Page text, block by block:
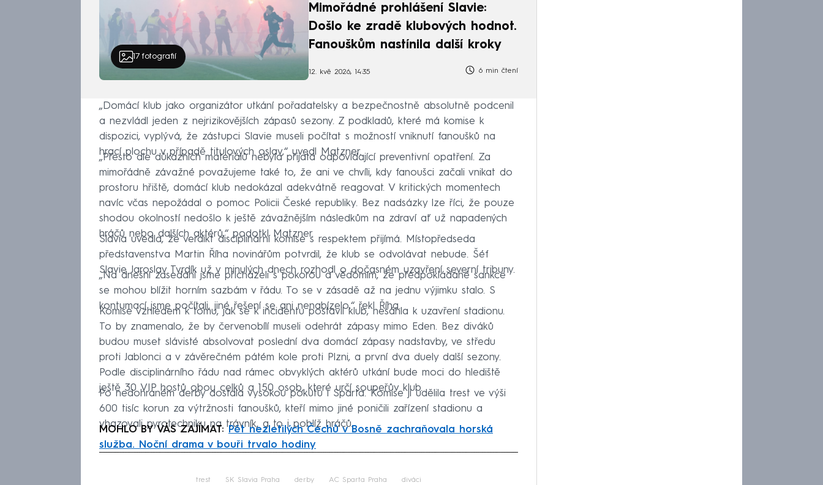
17 fotografií
Mimořádné prohlášení Slavie:
Došlo ke zradě klubových hodnot.
Fanouškům nastínila další kroky
12. kvě 2026, 14:35 6 min čtení
„Domácí klub jako organizátor utkání pořadatelsky a bezpečnostně absolutně podcenil
a nezvládl jeden z nejrizikovějších zápasů sezony. Z podkladů, které má komise k
dispozici, vyplývá, že zástupci Slavie museli počítat s možností vniknutí fanoušků na
hrací plochu v případě titulových oslav,“ uvedl Matzner.
„Přesto dle důkazních materiálů nebyla přijata odpovídající preventivní opatření. Za
mimořádně závažné považujeme také to, že ani ve chvíli, kdy fanoušci začali vnikat do
prostoru hřiště, domácí klub nedokázal adekvátně reagovat. V kritických momentech
navíc včas nepožádal o pomoc Policii České republiky. Bez nadsázky lze říci, že pouze
shodou okolností nedošlo k ještě závažnějším následkům na zdraví ať už napadených
hráčů nebo dalších aktérů,“ podotkl Matzner.
Slavia uvedla, že verdikt disciplinární komise s respektem přijímá. Místopředseda
představenstva Martin Říha novinářům potvrdil, že klub se odvolávat nebude. Šéf
Slavie Jaroslav Tvrdík už v minulých dnech rozhodl o dočasném uzavření severní tribuny.
„Na dnešní zasedání jsme přicházeli s pokorou a vědomím, že předpokládané sankce
se mohou blížit horním sazbám v řádu. To se v zásadě až na jednu výjimku stalo. S
kontumací jsme počítali, jiné řešení se ani nenabízelo,“ řekl Říha.
Komise vzhledem k tomu, jak se k incidentu postavil klub, nesáhla k uzavření stadionu.
To by znamenalo, že by červenobílí museli odehrát zápasy mimo Eden. Bez diváků
budou muset slávisté absolvovat poslední dva domácí zápasy nadstavby, ve středu
proti Jablonci a v závěrečném pátém kole proti Plzni, a první dva duely další sezony.
Podle disciplinárního řádu nad rámec obvyklých aktérů utkání bude moci do hlediště
ještě 30 VIP hostů obou celků a 150 osob, které určí soupeřův klub.
Po nedohraném derby dostala vysokou pokutu i Sparta. Komise jí udělila trest ve výši
600 tisíc korun za výtržnosti fanoušků, kteří mimo jiné poničili zařízení stadionu a
vhazovali pyrotechniku na trávník, a to i poblíž hráčů.
MOHLO BY VÁS ZAJÍMAT: Pět nezletilých Čechů v Bosně zachraňovala horská
služba. Noční drama v bouři trvalo hodiny
trest SK Slavia Praha derby AC Sparta Praha diváci